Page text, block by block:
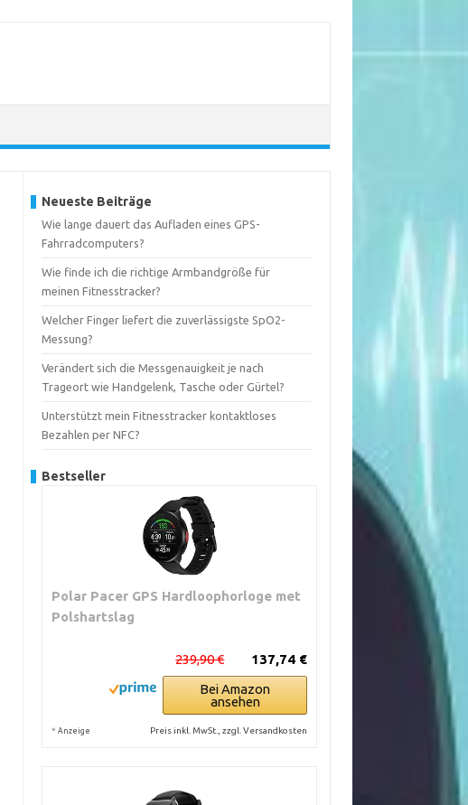
Neueste Beiträge
Wie lange dauert das Aufladen eines GPS-
Fahrradcomputers?
Wie finde ich die richtige Armbandgröße für
meinen Fitnesstracker?
Welcher Finger liefert die zuverlässigste SpO2-
Messung?
Verändert sich die Messgenauigkeit je nach
Trageort wie Handgelenk, Tasche oder Gürtel?
Unterstützt mein Fitnesstracker kontaktloses
Bezahlen per NFC?
Bestseller
Polar Pacer GPS Hardloophorloge met
Polshartslag
137,74 €
239,90 €
Bei Amazon
ansehen
* Anzeige Preis inkl. MwSt., zzgl. Versandkosten